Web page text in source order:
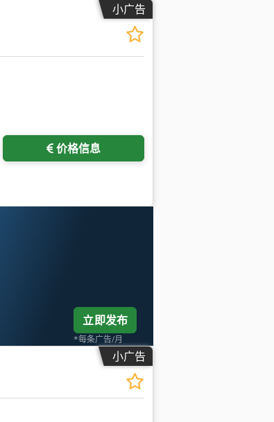
小广告
价格信息
立即发布
*每条广告/月
小广告